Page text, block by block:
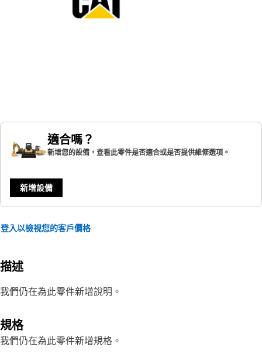
適合嗎？
新增您的設備，查看此零件是否適合或是否提供維修選項。
新增設備
登入以檢視您的客戶價格
描述
我們仍在為此零件新增說明。
規格
我們仍在為此零件新增規格。